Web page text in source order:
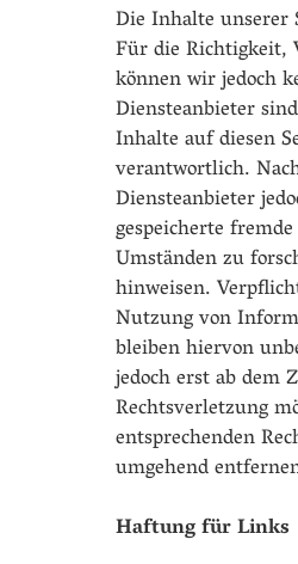
Die Inhalte
Für die Richtigkeit,
können wir jedoch
Diensteanbieter
Inhalte auf diesen
verantwortlich.
Diensteanbieter
gespeicherte
Umständen zu
hinweisen.
Nutzung von
bleiben hiervon
jedoch erst ab
Rechtsverletzung
entsprechenden
umgehend
Haftung für Links